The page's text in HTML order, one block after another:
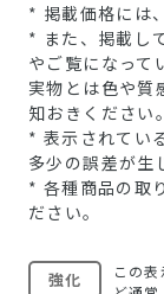
* 掲載価格には
* また、掲載し
やご覧になって
実物とは色や質
知おきください。
* 表示されてい
多少の誤差が生
* 各種商品の取
ださい。
強化
この